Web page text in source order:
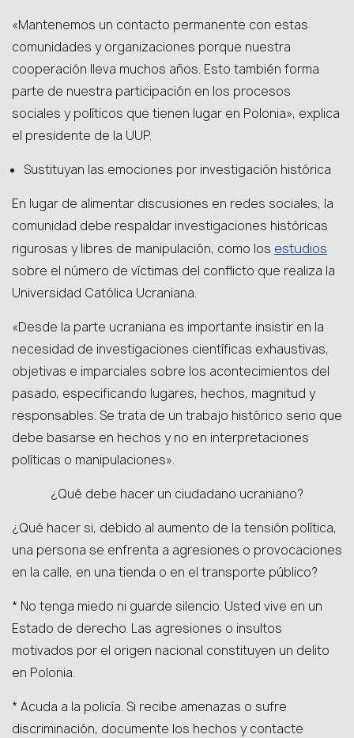
«Mantenemos un contacto permanente con estas
comunidades y organizaciones porque nuestra
cooperación lleva muchos años. Esto también forma
parte de nuestra participación en los procesos
sociales y políticos que tienen lugar en Polonia», explica
el presidente de la UUP.
Sustituyan las emociones por investigación histórica
En lugar de alimentar discusiones en redes sociales, la
comunidad debe respaldar investigaciones históricas
rigurosas y libres de manipulación, como los estudios
sobre el número de víctimas del conflicto que realiza la
Universidad Católica Ucraniana.
«Desde la parte ucraniana es importante insistir en la
necesidad de investigaciones científicas exhaustivas,
objetivas e imparciales sobre los acontecimientos del
pasado, especificando lugares, hechos, magnitud y
responsables. Se trata de un trabajo histórico serio que
debe basarse en hechos y no en interpretaciones
políticas o manipulaciones».
¿Qué debe hacer un ciudadano ucraniano?
¿Qué hacer si, debido al aumento de la tensión política,
una persona se enfrenta a agresiones o provocaciones
en la calle, en una tienda o en el transporte público?
* No tenga miedo ni guarde silencio. Usted vive en un
Estado de derecho. Las agresiones o insultos
motivados por el origen nacional constituyen un delito
en Polonia.
* Acuda a la policía. Si recibe amenazas o sufre
discriminación, documente los hechos y contacte